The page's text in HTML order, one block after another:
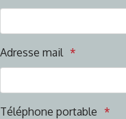
Adresse mail
Téléphone portable